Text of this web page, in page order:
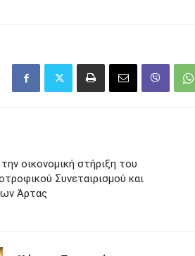
οικονομική στήριξη του
Συνεταιρισμού και
Άρτας